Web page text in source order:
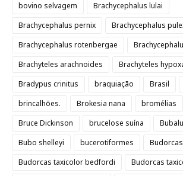
bovino selvagem
Brachycephalus lulai
Brachycephalus pernix
Brachycephalus
Brachycephalus rotenbergae
Brachyteles arachnoides
Brachyteles
Bradypus crinitus
braquiação Brasil
brincalhões.
Brokesia nana
bromélias
Bruce Dickinson
brucelose suína
Bubo shelleyi
bucerotiformes
Budorcas taxicolor bedfordi
Budorcas